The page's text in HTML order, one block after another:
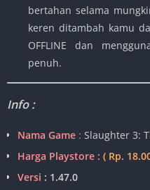
bertahan selama
keren ditambah kamu
OFFLINE dan
penuh.
Info :
Nama Game : Slaughter 3:
Harga Playstore : ( Rp.
Versi : 1.47.0